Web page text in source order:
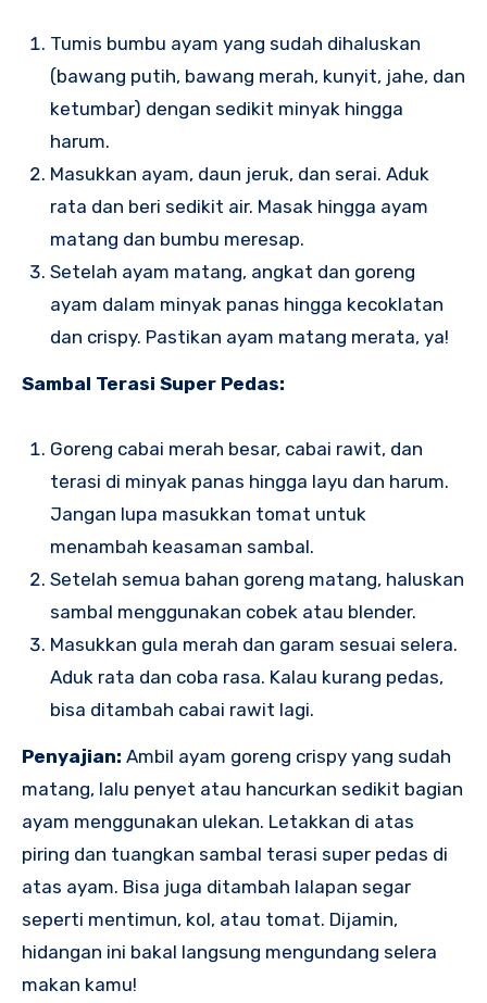
Tumis bumbu ayam yang sudah dihaluskan
(bawang putih, bawang merah, kunyit, jahe, dan
ketumbar) dengan sedikit minyak hingga
harum.
Masukkan ayam, daun jeruk, dan serai. Aduk
rata dan beri sedikit air. Masak hingga ayam
matang dan bumbu meresap.
Setelah ayam matang, angkat dan goreng
ayam dalam minyak panas hingga kecoklatan
dan crispy. Pastikan ayam matang merata, ya!
Sambal Terasi Super Pedas:
Goreng cabai merah besar, cabai rawit, dan
terasi di minyak panas hingga layu dan harum.
Jangan lupa masukkan tomat untuk
menambah keasaman sambal.
Setelah semua bahan goreng matang, haluskan
sambal menggunakan cobek atau blender.
Masukkan gula merah dan garam sesuai selera.
Aduk rata dan coba rasa. Kalau kurang pedas,
bisa ditambah cabai rawit lagi.
Penyajian: Ambil ayam goreng crispy yang sudah
matang, lalu penyet atau hancurkan sedikit bagian
ayam menggunakan ulekan. Letakkan di atas
piring dan tuangkan sambal terasi super pedas di
atas ayam. Bisa juga ditambah lalapan segar
seperti mentimun, kol, atau tomat. Dijamin,
hidangan ini bakal langsung mengundang selera
makan kamu!